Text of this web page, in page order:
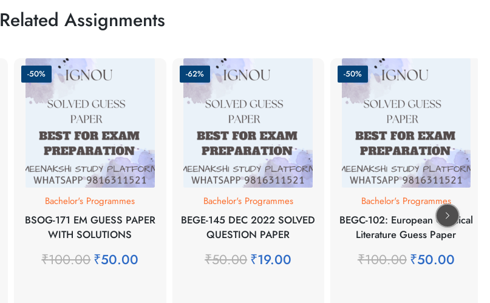
Related Assignments
-50%
Bachelor's Programmes
BSOG-171 EM GUESS PAPER
WITH SOLUTIONS
₹100.00₹50.00
-62%
Bachelor's Programmes
BEGE-145 DEC 2022 SOLVED
QUESTION PAPER
₹50.00₹19.00
-50%
Bachelor's Programmes
BEGC-102: European Classical
Literature Guess Paper
₹100.00₹50.00